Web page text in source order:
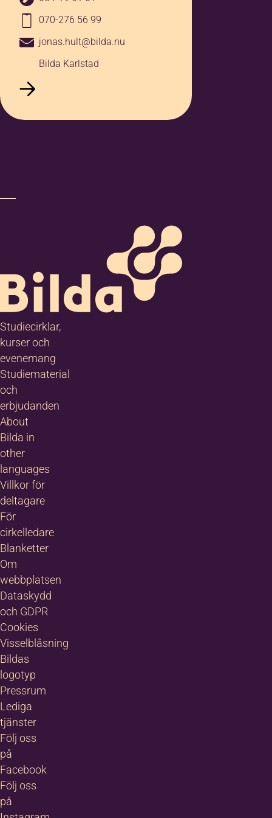
nyhetsbrev. Vad innebär detta?
Mera information
070-276 56 99
jonas.hult@bilda.nu
Bilda Karlstad
Studiecirklar,
kurser och
evenemang
Studiematerial
och
erbjudanden
About
Bilda in
other
languages
Villkor för
deltagare
För
cirkelledare
Blanketter
Om
webbplatsen
Dataskydd
och GDPR
Cookies
Visselblåsning
Bildas
logotyp
Pressrum
Lediga
tjänster
Följ oss
på
Facebook
Följ oss
på